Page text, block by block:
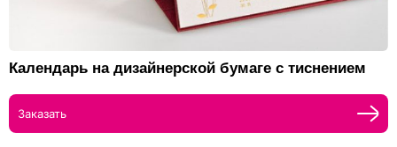
Календарь на дизайнерской бумаге с тиснением
Заказать